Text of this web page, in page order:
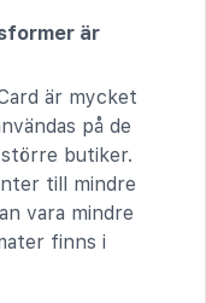
är
är mycket
på de
butiker.
till mindre
vara mindre
finns i